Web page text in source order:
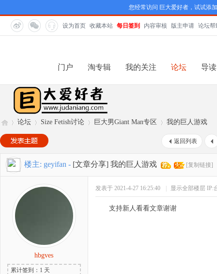
您经常访问 巨大爱好者，试试添
设为首页 收藏本站 每日签到 内容审核 版主申请 论坛帮
门户 淘专辑 我的关注 论坛 导读
巨 »
论坛
›
Size Fetish讨论
›
巨大男Giant Man专区 我的巨人游戏
返回列表
楼主: geyifan - [文章分享] 我的巨人游戏 [复制链接]
hbgves
累计签到：1 天
发表于 2021-4-27 16:25:40 显示全部楼层 IP:
支持新人看看文章谢谢